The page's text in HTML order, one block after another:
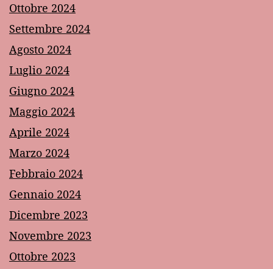
Ottobre 2024
Settembre 2024
Agosto 2024
Luglio 2024
Giugno 2024
Maggio 2024
Aprile 2024
Marzo 2024
Febbraio 2024
Gennaio 2024
Dicembre 2023
Novembre 2023
Ottobre 2023